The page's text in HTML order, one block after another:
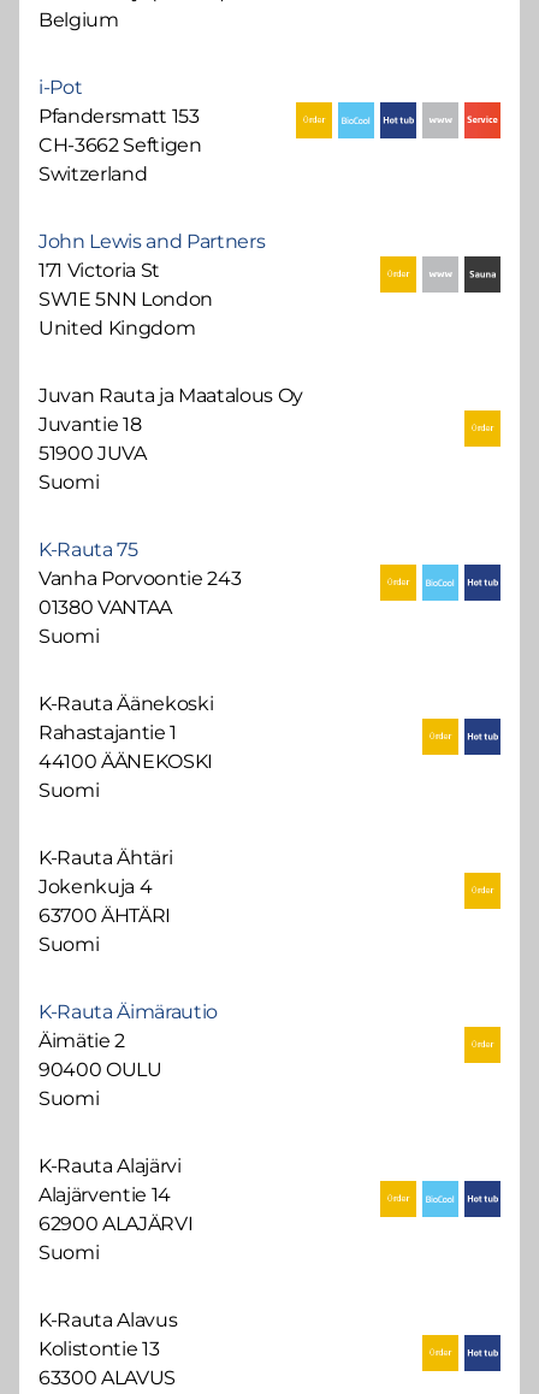
Belgium
i-Pot
Pfandersmatt 153
CH-3662 Seftigen
Switzerland
John Lewis and Partners
171 Victoria St
SW1E 5NN London
United Kingdom
Juvan Rauta ja Maatalous Oy
Juvantie 18
51900 JUVA
Suomi
K-Rauta 75
Vanha Porvoontie 243
01380 VANTAA
Suomi
K-Rauta Äänekoski
Rahastajantie 1
44100 ÄÄNEKOSKI
Suomi
K-Rauta Ähtäri
Jokenkuja 4
63700 ÄHTÄRI
Suomi
K-Rauta Äimärautio
Äimätie 2
90400 OULU
Suomi
K-Rauta Alajärvi
Alajärventie 14
62900 ALAJÄRVI
Suomi
K-Rauta Alavus
Kolistontie 13
63300 ALAVUS